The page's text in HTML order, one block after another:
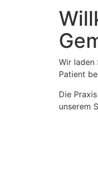
Wir laden
Patient
Die
unserem